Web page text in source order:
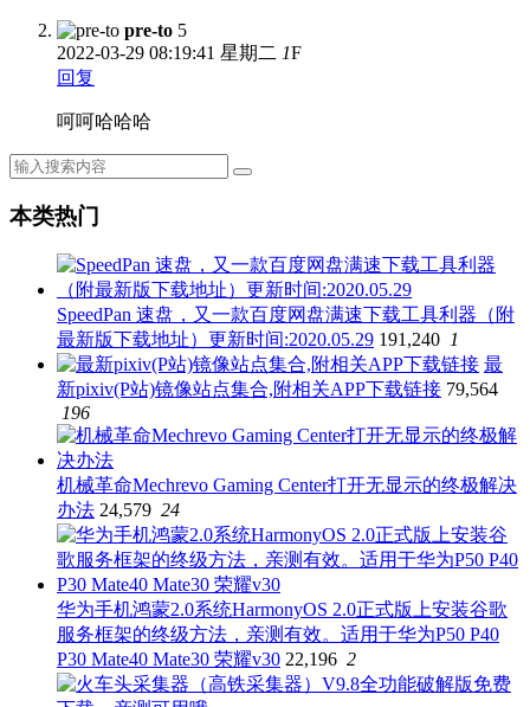
pre-to 5
2022-03-29 08:19:41 星期二 1F
回复
呵呵哈哈哈
本类热门
SpeedPan 速盘，又一款百度网盘满速下载工具利器（附
最新版下载地址）更新时间:2020.05.29 191,240 1
最
新pixiv(P站)镜像站点集合,附相关APP下载链接 79,564
196
机械革命Mechrevo Gaming Center打开无显示的终极解决
办法 24,579 24
华为手机鸿蒙2.0系统HarmonyOS 2.0正式版上安装谷歌
服务框架的终级方法，亲测有效。适用于华为P50 P40
P30 Mate40 Mate30 荣耀v30 22,196 2